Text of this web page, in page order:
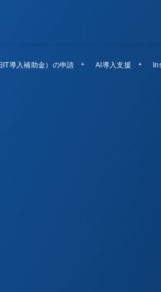
導入補助金）の申請 AI導入支援